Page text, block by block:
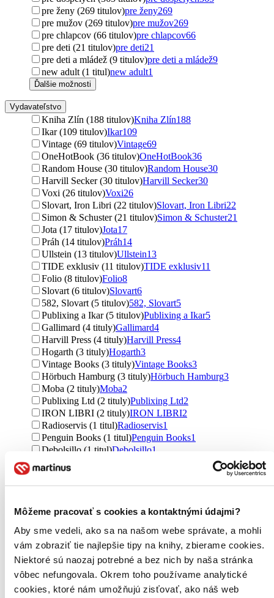
Môžeme pracovať s cookies a kontaktnými údajmi?
Aby sme vedeli, ako sa na našom webe správate, a mohli
vám zobraziť tie najlepšie tipy na knihy, zbierame cookies.
Niektoré sú naozaj potrebné a bez nich by naša stránka
vôbec nefungovala. Okrem toho používame analytické
cookies, ktoré nám umožňujú zisťovať, ako náš web
pre ženy (269 titulov)pre ženy269
pre mužov (269 titulov)pre mužov269
pre chlapcov (66 titulov)pre chlapcov66
pre deti (21 titulov)pre deti21
pre deti a mládež (9 titulov)pre deti a mládež9
new adult (1 titul)new adult1
Ďalšie možnosti
Vydavateľstvo
Kniha Zlín (188 titulov)Kniha Zlín188
Ikar (109 titulov)Ikar109
Vintage (69 titulov)Vintage69
OneHotBook (36 titulov)OneHotBook36
Random House (30 titulov)Random House30
Harvill Secker (30 titulov)Harvill Secker30
Voxi (26 titulov)Voxi26
Slovart, Iron Libri (22 titulov)Slovart, Iron Libri22
Simon & Schuster (21 titulov)Simon & Schuster21
Jota (17 titulov)Jota17
Práh (14 titulov)Práh14
Ullstein (13 titulov)Ullstein13
TIDE exklusiv (11 titulov)TIDE exklusiv11
Folio (8 titulov)Folio8
Slovart (6 titulov)Slovart6
582, Slovart (5 titulov)582, Slovart5
Publixing a Ikar (5 titulov)Publixing a Ikar5
Gallimard (4 tituly)Gallimard4
Harvill Press (4 tituly)Harvill Press4
Hogarth (3 tituly)Hogarth3
Vintage Books (3 tituly)Vintage Books3
Hörbuch Hamburg (3 tituly)Hörbuch Hamburg3
Moba (2 tituly)Moba2
Publixing Ltd (2 tituly)Publixing Ltd2
IRON LIBRI (2 tituly)IRON LIBRI2
Radioservis (1 titul)Radioservis1
Penguin Books (1 titul)Penguin Books1
Debolsillo (1 titul)Debolsillo1
Knihy na počúvanie (1 titul)
Knihy na počúvanie1
Knihy do ucha (1 titul)
Ďalšie možnosti
Väzba
pevná väzba s prebalom (138 titulov) pevná väzba s
prebalom138
pevná väzba (84 titulov) pevná väzba 84
Formát
E-kniha: EPUB (111 titulov)E-kniha: EPUB111